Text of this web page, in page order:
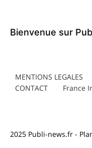
Bienvenue sur
MENTIONS LEGALES
CONTACT
France
2025 Publi-news.fr -